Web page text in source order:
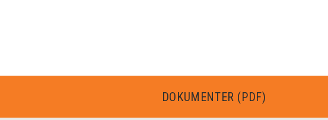
DOKUMENTER (PDF)